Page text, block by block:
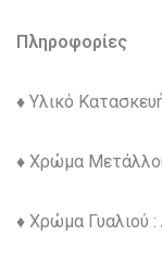
Πληροφορίες
♦ Υλικό
♦ Χρώμα
♦ Χρώμα Γυαλιού :